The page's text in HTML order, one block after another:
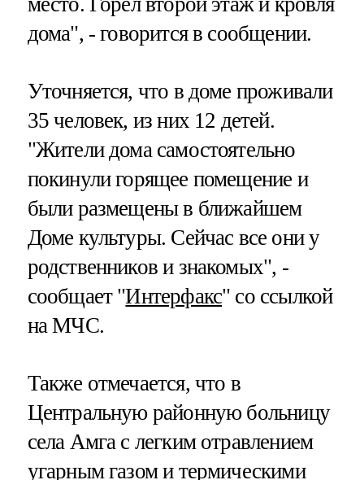
дома", - говорится в сообщении.
Уточняется, что в доме проживали
35 человек, из них 12 детей.
"Жители дома самостоятельно
покинули горящее помещение и
были размещены в ближайшем
Доме культуры. Сейчас все они у
родственников и знакомых", -
сообщает "Интерфакс" со ссылкой
на МЧС.
Также отмечается, что в
Центральную районную больницу
села Амга с легким отравлением
угарным газом и термическими